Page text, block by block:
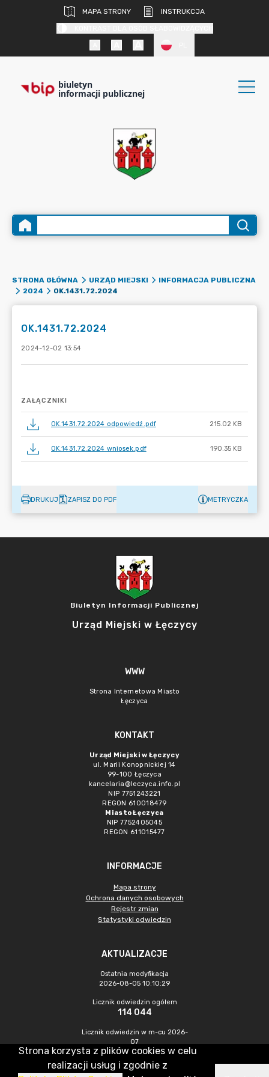
MAPA STRONY
INSTRUKCJA
biuletyn
informacji publicznej
STRONA GŁÓWNA URZĄD MIEJSKI
INFORMACJA PUBLICZNA
2024
OK.1431.72.2024
OK.1431.72.2024
2024-12-02 13:54
ZAŁĄCZNIKI
OK.1431.72.2024 odpowiedź.pdf 215.02 KB
OK.1431.72.2024 wniosek.pdf 190.35 KB
DRUKUJ ZAPISZ DO PDF METRYCZKA
Biuletyn Informacji Publicznej
Urząd Miejski w Łęczycy
WWW
Strona Internetowa Miasto
Łęczyca
KONTAKT
Urząd Miejski w Łęczycy
ul. Marii Konopnickiej 14
99-100 Łęczyca
kancelaria@leczyca.info.pl
NIP 7751243221
REGON 610018479
Miasto Łęczyca
NIP 7752405045
REGON 611015477
INFORMACJE
Mapa strony
Ochrona danych osobowych
Rejestr zmian
Statystyki odwiedzin
AKTUALIZACJE
Ostatnia modyfikacja
2026-08-05 10:10:29
Licznik odwiedzin ogółem
114 044
Licznik odwiedzin w m-cu 2026-
07
563
Strona korzysta z plików cookies w celu
realizacji usług i zgodnie z